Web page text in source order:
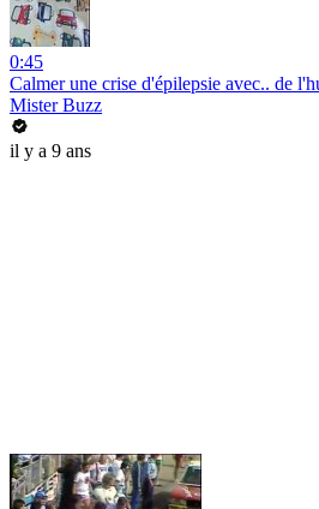
0:45
Calmer une crise d'épilepsie avec.. de
Mister Buzz
il y a 9 ans